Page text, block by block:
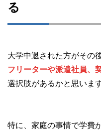
る
大学中退された方がその
フリーターや派遣社員、
選択肢があるかと思います
特に、家庭の事情で学費